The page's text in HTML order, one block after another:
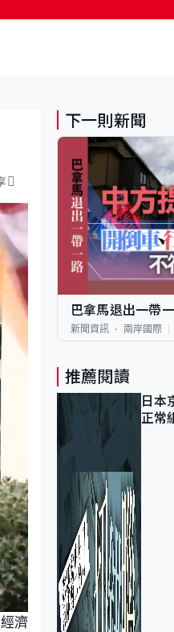
濟
下一則新聞
巴拿馬退出一帶
新聞資訊 兩岸國際
推薦閱讀
日本
正常